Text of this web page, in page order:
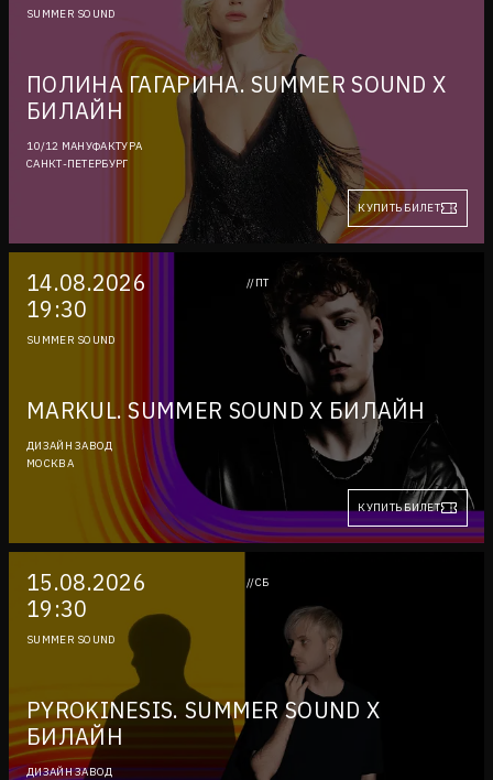
SUMMER SOUND
ПОЛИНА ГАГАРИНА. SUMMER SOUND X
БИЛАЙН
10/12 МАНУФАКТУРА
САНКТ-ПЕТЕРБУРГ
КУПИТЬ БИЛЕТ
14.08.2026
19:30
//ПТ
SUMMER SOUND
MARKUL. SUMMER SOUND X БИЛАЙН
ДИЗАЙН ЗАВОД
МОСКВА
КУПИТЬ БИЛЕТ
15.08.2026
19:30
//СБ
SUMMER SOUND
PYROKINESIS. SUMMER SOUND X
БИЛАЙН
ДИЗАЙН ЗАВОД